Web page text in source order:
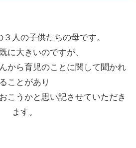
人の子供たちの母です。
に大きいのですが、
から育児のことに関して聞かれ
ることがあり
こうかと思い記させていただき
ます。